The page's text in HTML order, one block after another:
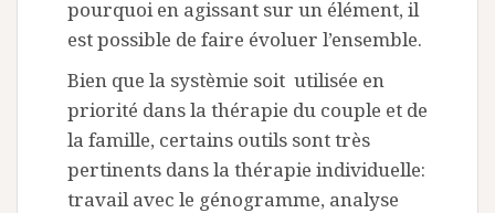
pourquoi en agissant sur un élément, il
est possible de faire évoluer l’ensemble.
Bien que la systèmie soit utilisée en
priorité dans la thérapie du couple et de
la famille, certains outils sont très
pertinents dans la thérapie individuelle:
travail avec le génogramme, analyse